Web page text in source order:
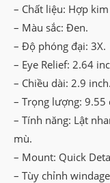
– Chất liệu: Hợp
– Màu sắc: Đen.
– Độ phóng đại: 3X.
– Eye Relief: 2.64
– Chiều dài: 2.9 inch.
– Trọng lượng: 9.55
– Tính năng: Lật
mù.
– Mount: Quick
– Tùy chỉnh